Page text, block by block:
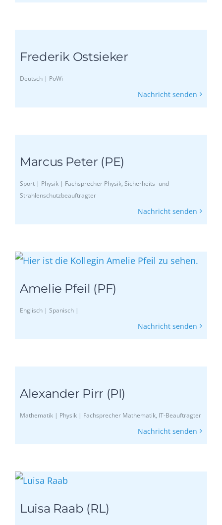
Frederik Ostsieker
Deutsch | PoWi
Nachricht senden
Marcus Peter (PE)
Sport | Physik | Fachsprecher Physik, Sicherheits- und
Strahlenschutzbeauftragter
Nachricht senden
Amelie Pfeil (PF)
Englisch | Spanisch |
Nachricht senden
Alexander Pirr (PI)
Mathematik | Physik | Fachsprecher Mathematik, IT-Beauftragter
Nachricht senden
Luisa Raab (RL)